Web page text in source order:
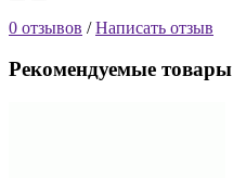
0 отзывов /Написать отзыв
Рекомендуемые товары